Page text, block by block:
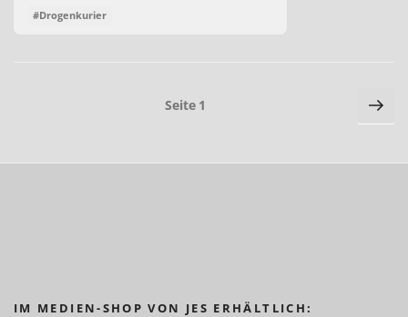
#Drogenkurier
Seitennummerierung
Seite 1
IM MEDIEN-SHOP VON JES ERHÄLTLICH: